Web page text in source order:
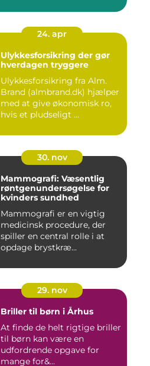
24. apr
Ulykkesforsikring der gør
hverdagen tryggere
Ulykkesforsikring fra Alm.
Brand (almbrand.dk) hjælper
med at give økonomisk ro,
hvis et pludseligt ...
30. nov
Mammografi: Væsentlig
røntgenundersøgelse for
kvinders sundhed
Mammografi er en vigtig
medicinsk procedure, der
spiller en central rolle i at
opdage brystkræ...
29. nov
Briller til børn i Århus
At finde de helt rigtige briller
til børn kan være en
udfordrende opgave for
mange for&...